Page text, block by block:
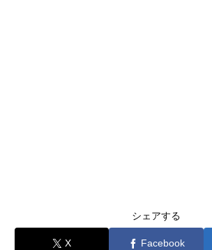
シェアする
X Facebook